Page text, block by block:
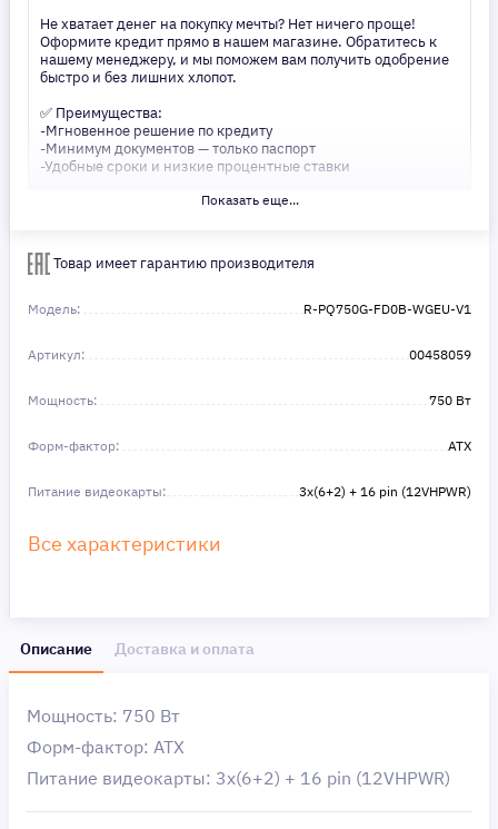
Не хватает денег на покупку мечты? Нет ничего проще!
Оформите кредит прямо в нашем магазине. Обратитесь к
нашему менеджеру, и мы поможем вам получить одобрение
быстро и без лишних хлопот.
✅ Преимущества:
-Мгновенное решение по кредиту
-Минимум документов — только паспорт
-Удобные сроки и низкие процентные ставки
Не откладывайте свои желания на потом! Получите то, что
Показать еще...
Товар имеет гарантию производителя
Модель: R-PQ750G-FD0B-WGEU-V1
Артикул: 00458059
Мощность: 750 Вт
Форм-фактор: ATX
Питание видеокарты: 3х(6+2) + 16 pin (12VHPWR)
Все характеристики
Описание Доставка и оплата
Мощность: 750 Вт
Форм-фактор: ATX
Питание видеокарты: 3х(6+2) + 16 pin (12VHPWR)